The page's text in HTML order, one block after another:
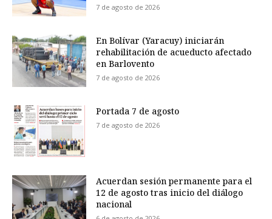
7 de agosto de 2026
En Bolívar (Yaracuy) iniciarán
rehabilitación de acueducto afectado
en Barlovento
7 de agosto de 2026
Portada 7 de agosto
7 de agosto de 2026
Acuerdan sesión permanente para el
12 de agosto tras inicio del diálogo
nacional